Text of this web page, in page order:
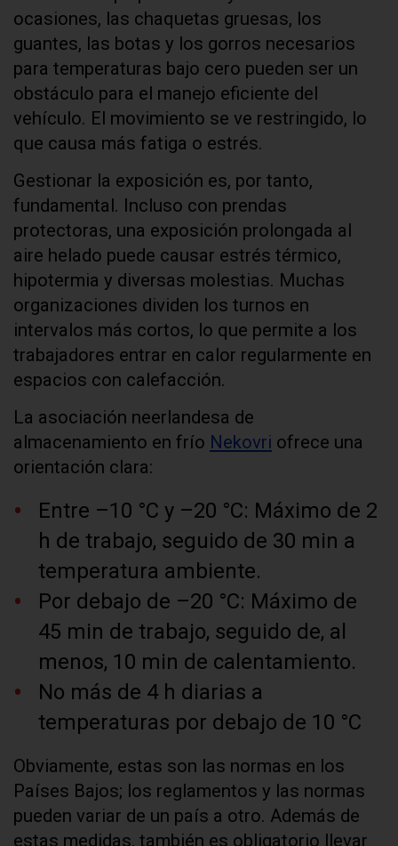
ocasiones, las chaquetas gruesas, los
guantes, las botas y los gorros necesarios
para temperaturas bajo cero pueden ser un
obstáculo para el manejo eficiente del
vehículo. El movimiento se ve restringido, lo
que causa más fatiga o estrés.
Gestionar la exposición es, por tanto,
fundamental. Incluso con prendas
protectoras, una exposición prolongada al
aire helado puede causar estrés térmico,
hipotermia y diversas molestias. Muchas
organizaciones dividen los turnos en
intervalos más cortos, lo que permite a los
trabajadores entrar en calor regularmente en
espacios con calefacción.
La asociación neerlandesa de
almacenamiento en frío Nekovri ofrece una
orientación clara:
Entre –10 °C y –20 °C: Máximo de 2
h de trabajo, seguido de 30 min a
temperatura ambiente.
Por debajo de –20 °C: Máximo de
45 min de trabajo, seguido de, al
menos, 10 min de calentamiento.
No más de 4 h diarias a
temperaturas por debajo de 10 °C
Obviamente, estas son las normas en los
Países Bajos; los reglamentos y las normas
pueden variar de un país a otro. Además de
estas medidas, también es obligatorio llevar